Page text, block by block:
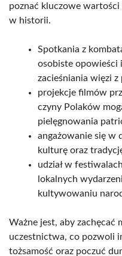
poznać kluczowe
w historii.
Spotkania z
osobiste opowieści
zacieśniania więzi z
projekcje filmów
czyny Polaków
pielęgnowania
angażowanie się w
kulturę oraz
udział w
lokalnych
kultywowaniu
Ważne jest, aby zachęcać
uczestnictwa, co pozwoli
tożsamość oraz poczuć